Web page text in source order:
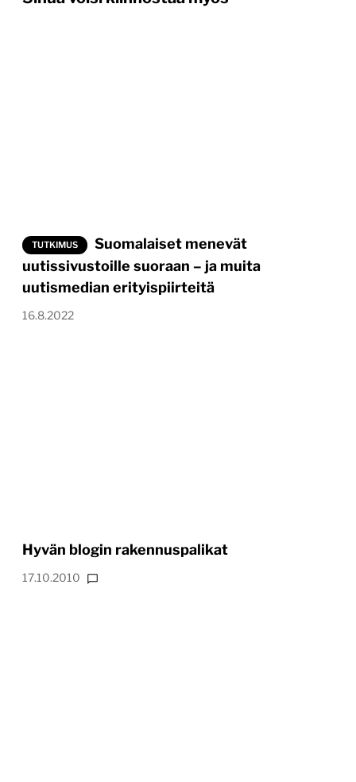
TUTKIMUS
Suomalaiset menevät
uutissivustoille suoraan – ja muita
uutismedian erityispiirteitä
16.8.2022
Hyvän blogin rakennuspalikat
17.10.2010